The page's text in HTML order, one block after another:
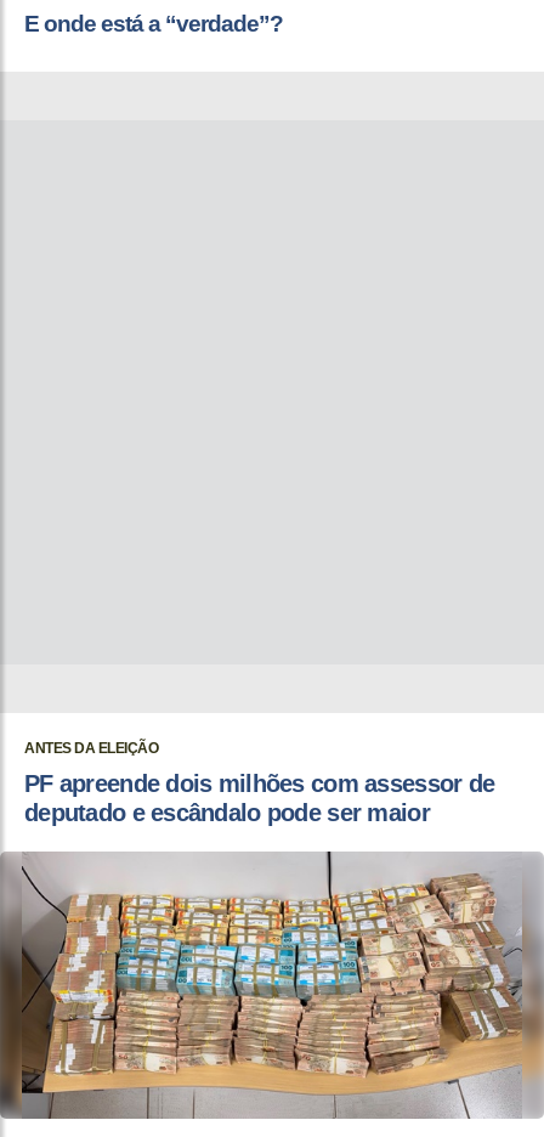
E onde está a “verdade”?
ANTES DA ELEIÇÃO
PF apreende dois milhões com assessor de
deputado e escândalo pode ser maior